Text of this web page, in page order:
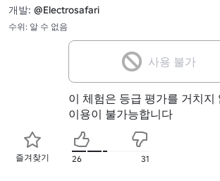
개발: @Electrosafari
수위: 알 수 없음
사용 불가
이 체험은 등급 평가를 거치지
이용이 불가능합니다
즐겨찾기 26 31